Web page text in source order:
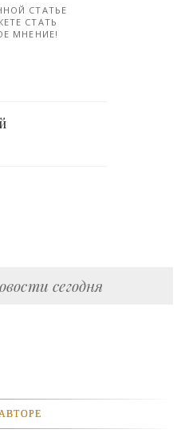
СТАТЬЕ
СТАТЬ
МНЕНИЕ!
сегодня